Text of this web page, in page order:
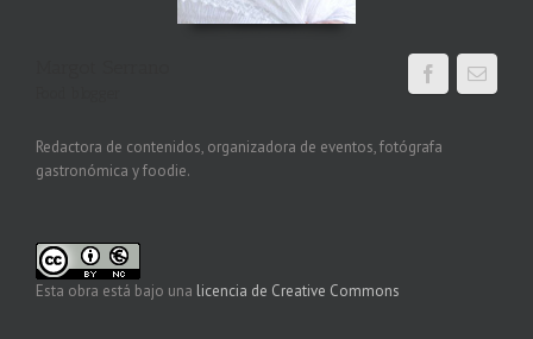
Redactora de contenidos, organizadora de eventos, fotógrafa
gastronómica y foodie.
Esta obra está bajo una licencia de Creative Commons